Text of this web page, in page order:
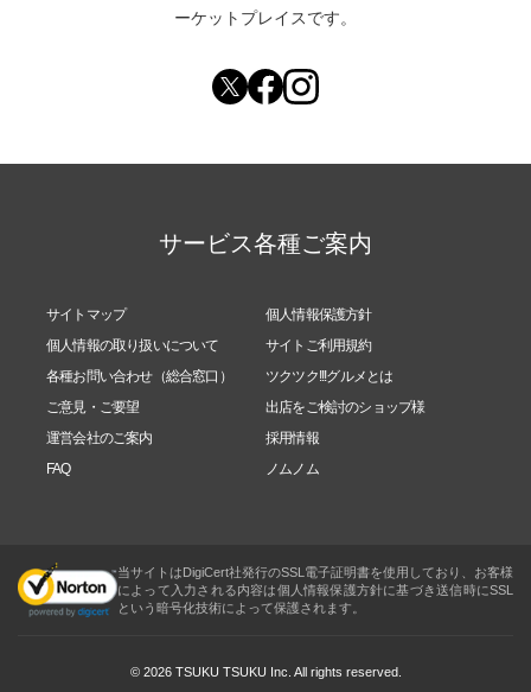
ーケットプレイスです。
サービス各種ご案内
サイトマップ
個人情報保護方針
個人情報の取り扱いについて
サイトご利用規約
各種お問い合わせ（総合窓口）
ツクツク!!!グルメとは
ご意見・ご要望
出店をご検討のショップ様
運営会社のご案内
採用情報
FAQ
ノムノム
当サイトはDigiCert社発行のSSL電子証明書を使用しており、お客様
によって入力される内容は個人情報保護方針に基づき送信時にSSL
という暗号化技術によって保護されます。
© 2026 TSUKU TSUKU Inc. All rights reserved.